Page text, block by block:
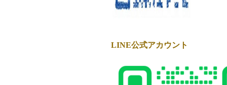
LINE公式アカウント